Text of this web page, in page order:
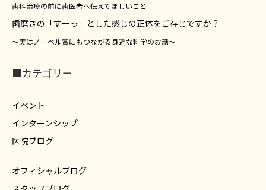
歯科治療の前に歯医者へ伝えてほしいこと
歯磨きの「すーっ」とした感じの正体をご存じですか？
～実はノーベル賞にもつながる身近な科学のお話～
■カテゴリー
イベント
インターンシップ
医院ブログ
オフィシャルブログ